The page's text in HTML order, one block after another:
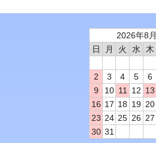
2026年8月
日
月 火 水 木
2
3 4 5 6
9
10 11 12 13
16 17 18 19 20
23 24 25 26 27
30 31